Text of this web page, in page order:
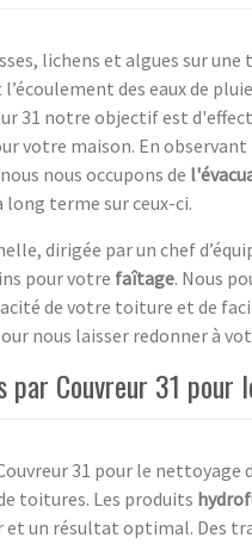
lichens et algues sur
des eaux de
31 notre objectif est
votre maison. En
nous occupons de
long terme sur ceux-ci.
dirigée par un chef
pour votre faîtage. Nous
de votre toiture et de
nous laisser redonner à
par Couvreur 31
31 pour le
toitures. Les produits
et un résultat optimal. Des